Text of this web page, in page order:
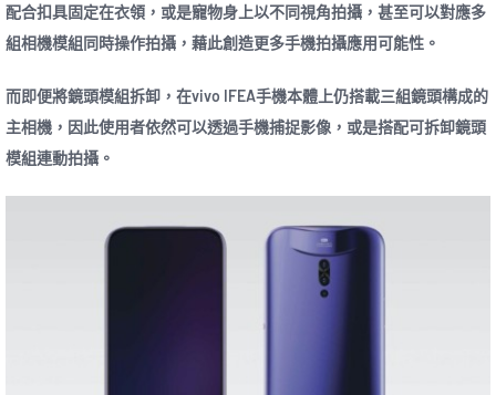
配合扣具固定在衣領，或是寵物身上以不同視角拍攝，甚至可以對應多
組相機模組同時操作拍攝，藉此創造更多手機拍攝應用可能性。
而即便將鏡頭模組拆卸，在vivo IFEA手機本體上仍搭載三組鏡頭構成的
主相機，因此使用者依然可以透過手機捕捉影像，或是搭配可拆卸鏡頭
模組連動拍攝。